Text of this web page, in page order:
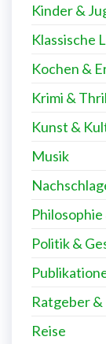
Kinder &
Klassische
Kochen &
Krimi &
Kunst &
Musik
Politik &
Ratgeber
Reise